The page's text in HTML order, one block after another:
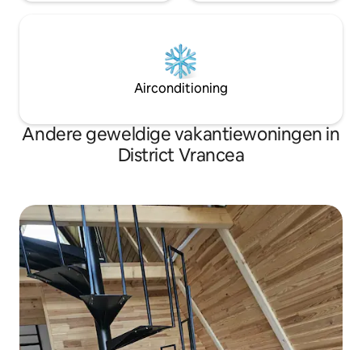
Airconditioning
Andere geweldige vakantiewoningen in
District Vrancea